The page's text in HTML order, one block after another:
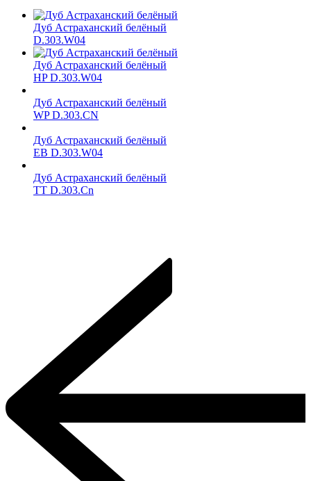
Дуб Астраханский белёный
D.303.W04
Дуб Астраханский белёный
HP D.303.W04
Дуб Астраханский белёный
WP D.303.CN
Дуб Астраханский белёный
ЕВ D.303.W04
Дуб Астраханский белёный
TT D.303.Cn